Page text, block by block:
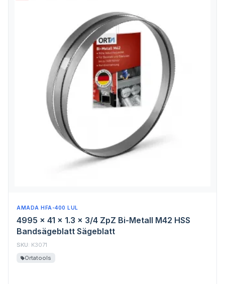
AMADA HFA-400 LUL
4995 x 41 x 1.3 x 3/4 ZpZ Bi-Metall M42 HSS
Bandsägeblatt Sägeblatt
SKU: K3071
Ortatools